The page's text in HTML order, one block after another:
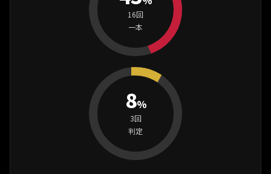
16回
一本
8%
3回
判定